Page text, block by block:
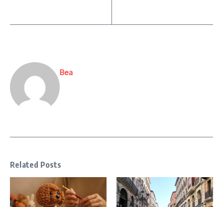
Bea
Related Posts